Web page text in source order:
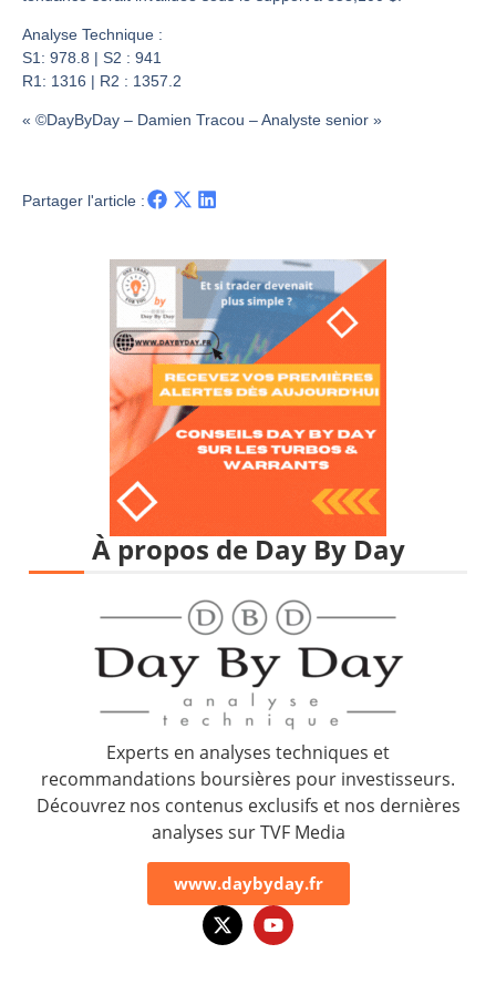
Analyse Technique :
S1: 978.8 | S2 : 941
R1: 1316 | R2 : 1357.2
« ©DayByDay – Damien Tracou – Analyste senior »
Partager l'article :
À propos de Day By Day
Experts en analyses techniques et
recommandations boursières pour investisseurs.
Découvrez nos contenus exclusifs et nos dernières
analyses sur TVF Media
www.daybyday.fr